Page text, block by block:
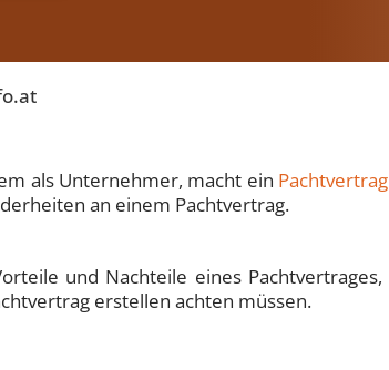
als Unternehmer, macht ein Pachtvertrag
an einem Pachtvertrag.
und Nachteile eines
erstellen achten müssen.